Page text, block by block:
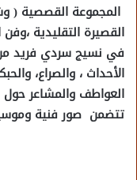
المجموعة القصصية (
القصيرة التقليدية
في نسيج سردي فريد
الأحداث ، والصراع،
العواطف والمشاعر حول
تتضمن صور فنية